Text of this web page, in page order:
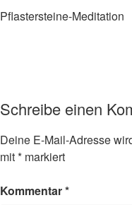
Pflastersteine-Meditation
Schreibe einen
Deine E-Mail-Adresse
mit* markiert
Kommentar*